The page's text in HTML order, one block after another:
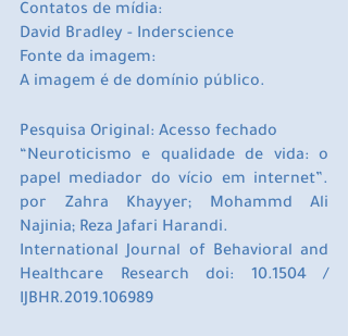
Contatos de mídia:
David Bradley - Inderscience
Fonte da imagem:
A imagem é de domínio público.
Pesquisa Original: Acesso fechado
“Neuroticismo e qualidade de vida: o
papel mediador do vício em internet”.
por Zahra Khayyer; Mohammd Ali
Najinia; Reza Jafari Harandi.
International Journal of Behavioral and
Healthcare Research doi: 10.1504 /
IJBHR.2019.106989